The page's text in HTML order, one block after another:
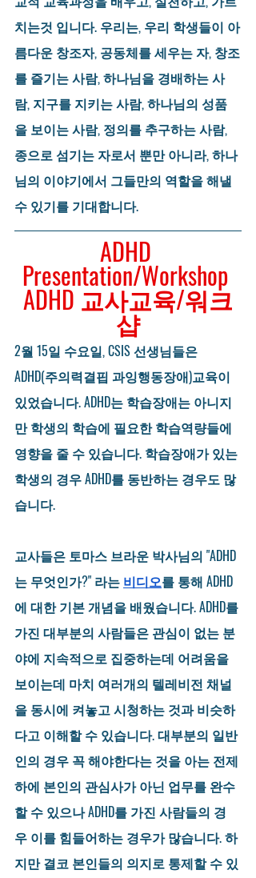
치는것 입니다. 우리는, 우리 학생들이 아
름다운 창조자, 공동체를 세우는 자, 창조
를 즐기는 사람, 하나님을 경배하는 사
람, 지구를 지키는 사람, 하나님의 성품
을 보이는 사람, 정의를 추구하는 사람,
종으로 섬기는 자로서 뿐만 아니라, 하나
님의 이야기에서 그들만의 역할을 해낼
수 있기를 기대합니다.
ADHD
Presentation/Workshop
ADHD 교사교육/워크
샵
2월 15일 수요일, CSIS 선생님들은
ADHD(주의력결핍 과잉행동장애)교육이
있었습니다. ADHD는 학습장애는 아니지
만 학생의 학습에 필요한 학습역량들에
영향을 줄 수 있습니다. 학습장애가 있는
학생의 경우 ADHD를 동반하는 경우도 많
습니다.
교사들은 토마스 브라운 박사님의 "ADHD
는 무엇인가?" 라는 비디오를 통해 ADHD
에 대한 기본 개념을 배웠습니다. ADHD를
가진 대부분의 사람들은 관심이 없는 분
야에 지속적으로 집중하는데 어려움을
보이는데 마치 여러개의 텔레비전 채널
을 동시에 켜놓고 시청하는 것과 비슷하
다고 이해할 수 있습니다. 대부분의 일반
인의 경우 꼭 해야한다는 것을 아는 전제
하에 본인의 관심사가 아닌 업무를 완수
할 수 있으나 ADHD를 가진 사람들의 경
우 이를 힘들어하는 경우가 많습니다. 하
지만 결코 본인들의 의지로 통제할 수 있